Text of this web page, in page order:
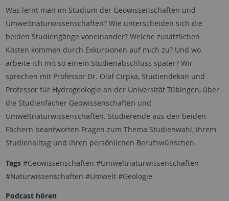
Was lernt man im Studium der Geowissenschaften und
Umweltnaturwissenschaften? Wie unterscheiden sich die
beiden Studiengänge voneinander? Welche zusätzlichen
Kosten kommen durch Exkursionen auf mich zu? Und wo
arbeite ich mit so einem Studienabschluss später? Wir
sprechen mit Professor Dr. Olaf Cirpka, Studiendekan und
Professor für Hydrogeologie an der Universität Tübingen, über
die Studienfächer Geowissenschaften und
Umweltnaturwissenschaften. Studierende aus den beiden
Fächern beantworten Fragen zum Thema Studienwahl, ihrem
Studienalltag und ihren persönlichen Berufswünschen.
Tags#Geowissenschaften #Umweltnaturwissenschaften
#Naturwissenschaften #Umwelt #Geologie
Podcast hören